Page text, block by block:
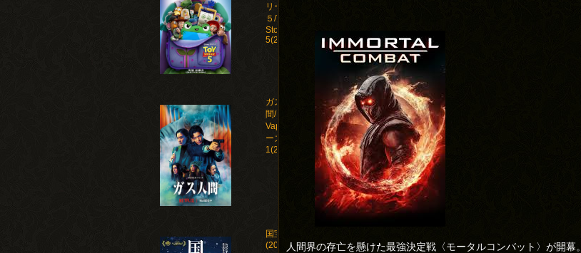
リー
５/Toy
Story
5(2026)
ガス人
間/Human
Vapor シ
ーズン
1(2026)
国宝
(2025)人間界の存亡を懸けた最強決定戦〈モータルコンバット〉が開幕。